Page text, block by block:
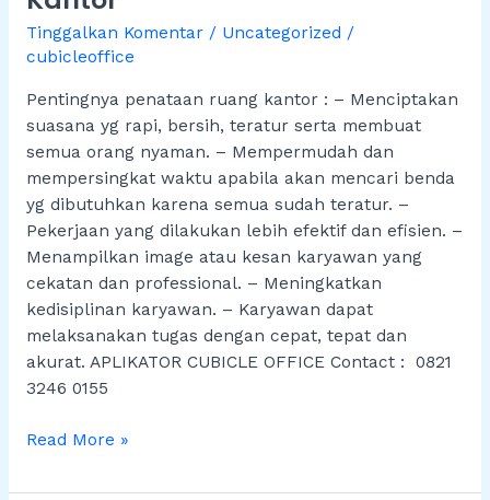
Tinggalkan Komentar / Uncategorized /
cubicleoffice
Pentingnya penataan ruang kantor : – Menciptakan
suasana yg rapi, bersih, teratur serta membuat
semua orang nyaman. – Mempermudah dan
mempersingkat waktu apabila akan mencari benda
yg dibutuhkan karena semua sudah teratur. –
Pekerjaan yang dilakukan lebih efektif dan efisien. –
Menampilkan image atau kesan karyawan yang
cekatan dan professional. – Meningkatkan
kedisiplinan karyawan. – Karyawan dapat
melaksanakan tugas dengan cepat, tepat dan
akurat. APLIKATOR CUBICLE OFFICE Contact : 0821
3246 0155
Read More »